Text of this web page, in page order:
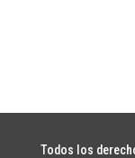
Todos los